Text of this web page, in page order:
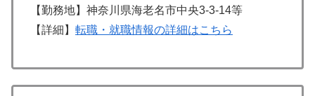
【勤務地】神奈川県海老名市中央3-3-14等
【詳細】 転職・就職情報の詳細はこちら